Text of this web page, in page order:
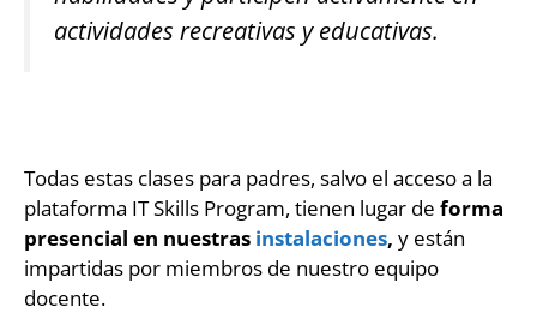
actividades recreativas y educativas.
Todas estas clases para padres, salvo el acceso a la
plataforma IT Skills Program, tienen lugar de forma
presencial en nuestras instalaciones, y están
impartidas por miembros de nuestro equipo
docente.